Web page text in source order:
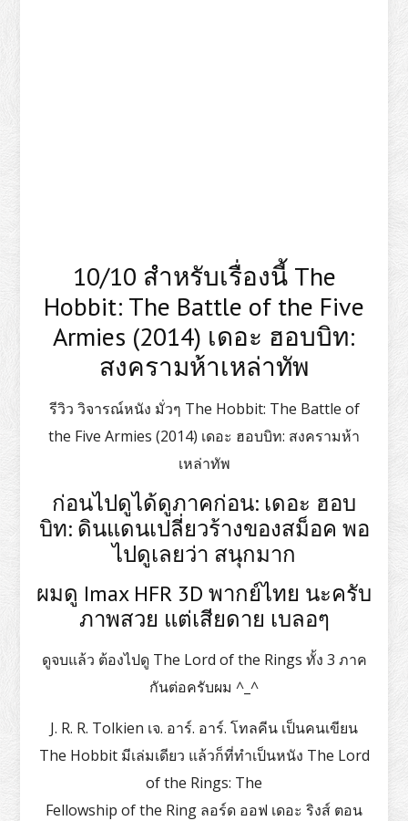
10/10 สำหรับเรื่องนี้ The
Hobbit: The Battle of the Five
Armies (2014) เดอะ ฮอบบิท:
สงครามห้าเหล่าทัพ
รีวิว วิจารณ์หนัง มั่วๆ The Hobbit: The Battle of
the Five Armies (2014) เดอะ ฮอบบิท: สงครามห้า
เหล่าทัพ
ก่อนไปดูได้ดูภาคก่อน: เดอะ ฮอบ
บิท: ดินแดนเปลี่ยวร้างของสม็อค พอ
ไปดูเลยว่า สนุกมาก
ผมดู Imax HFR 3D พากย์ไทย นะครับ
ภาพสวย แต่เสียดาย เบลอๆ
ดูจบแล้ว ต้องไปดู The Lord of the Rings ทั้ง 3 ภาค
กันต่อครับผม ^_^
J. R. R. Tolkien เจ. อาร์. อาร์. โทลคีน เป็นคนเขียน
The Hobbit มีเล่มเดียว แล้วก็ที่ทำเป็นหนัง The Lord
of the Rings: The
Fellowship of the Ring ลอร์ด ออฟ เดอะ ริงส์ ตอน